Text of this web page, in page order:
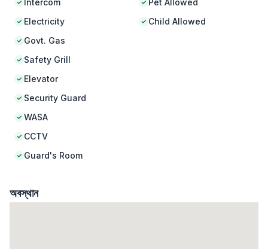
Intercom
Electricity
Govt. Gas
Safety Grill
Elevator
Security Guard
WASA
CCTV
Guard's Room
Pet Allowed
Child Allowed
অবস্থান